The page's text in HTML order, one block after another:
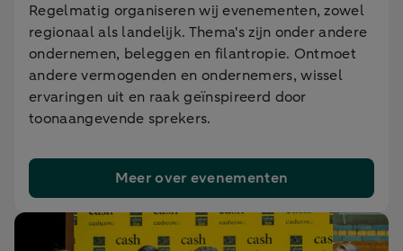
Regelmatig organiseren wij evenementen, zowel
regionaal als landelijk. Thema's zijn onder andere
ondernemen, beleggen en filantropie. Ontmoet
andere vermogenden en ondernemers, wissel
ervaringen uit en raak geïnspireerd door
toonaangevende sprekers.
Meer over evenementen